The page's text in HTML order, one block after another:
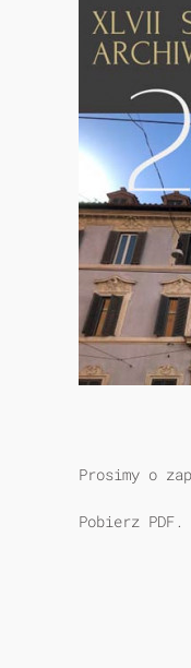
Prosimy o
Pobierz PDF.